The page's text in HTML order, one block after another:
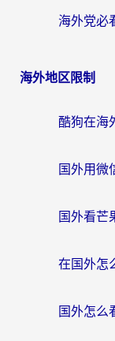
海外地区限制